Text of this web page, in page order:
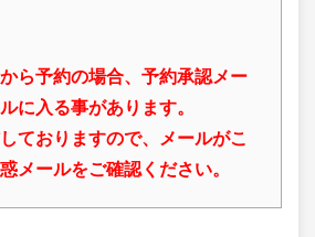
ら予約の場合、予約承認メー
に入る事があります。
ておりますので、メールがこ
メールをご確認ください。